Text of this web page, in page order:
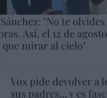
"No te
Así, el 12 de
que mirar al cielo"
Vox pide devolver a
sus padres... y es